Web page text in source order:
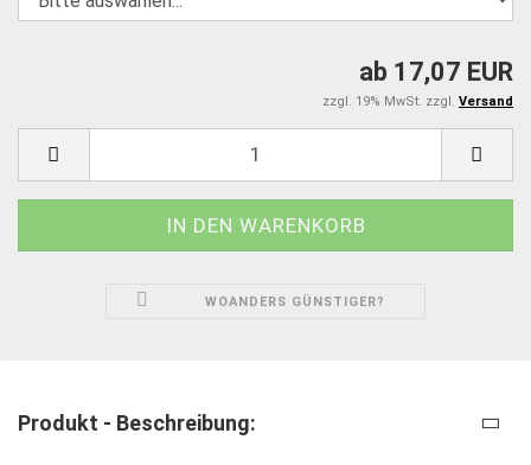
ab 17,07 EUR
zzgl. 19% MwSt. zzgl. Versand
WOANDERS GÜNSTIGER?
Produkt - Beschreibung: